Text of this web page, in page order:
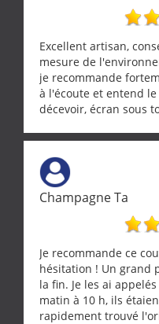
Excellent artisan,
mesure de
je recommande
à l'écoute et entend
décevoir, écran sous
récupérateur d'eau,
œuvre sans besoin
Champagne Ta
Je recommande ce
hésitation ! Un grand
la fin. Je les ai
matin à 10 h, ils
rapidement trouvé